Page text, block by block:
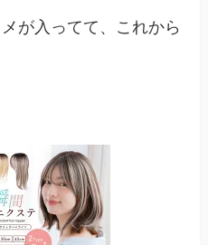
が入ってて、これから